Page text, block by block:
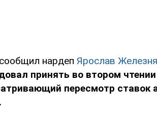
нардеп Ярослав
принять во втором
пересмотр ставок